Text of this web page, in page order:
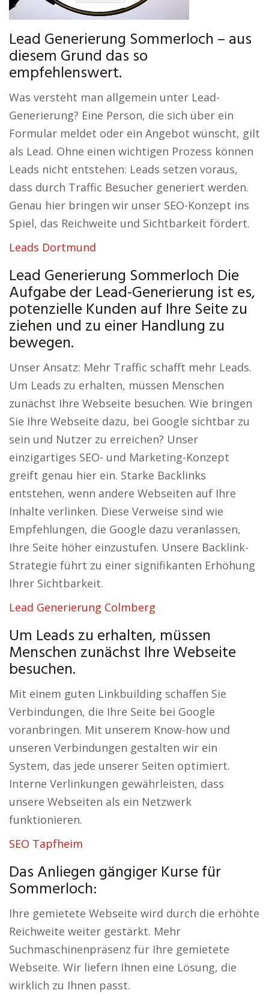
Lead Generierung Sommerloch – aus
diesem Grund das so
empfehlenswert.
Was versteht man allgemein unter Lead-
Generierung? Eine Person, die sich über ein
Formular meldet oder ein Angebot wünscht, gilt
als Lead. Ohne einen wichtigen Prozess können
Leads nicht entstehen: Leads setzen voraus,
dass durch Traffic Besucher generiert werden.
Genau hier bringen wir unser SEO-Konzept ins
Spiel, das Reichweite und Sichtbarkeit fördert.
Leads Dortmund
Lead Generierung Sommerloch Die
Aufgabe der Lead-Generierung ist es,
potenzielle Kunden auf Ihre Seite zu
ziehen und zu einer Handlung zu
bewegen.
Unser Ansatz: Mehr Traffic schafft mehr Leads.
Um Leads zu erhalten, müssen Menschen
zunächst Ihre Webseite besuchen. Wie bringen
Sie Ihre Webseite dazu, bei Google sichtbar zu
sein und Nutzer zu erreichen? Unser
einzigartiges SEO- und Marketing-Konzept
greift genau hier ein. Starke Backlinks
entstehen, wenn andere Webseiten auf Ihre
Inhalte verlinken. Diese Verweise sind wie
Empfehlungen, die Google dazu veranlassen,
Ihre Seite höher einzustufen. Unsere Backlink-
Strategie führt zu einer signifikanten Erhöhung
Ihrer Sichtbarkeit.
Lead Generierung Colmberg
Um Leads zu erhalten, müssen
Menschen zunächst Ihre Webseite
besuchen.
Mit einem guten Linkbuilding schaffen Sie
Verbindungen, die Ihre Seite bei Google
voranbringen. Mit unserem Know-how und
unseren Verbindungen gestalten wir ein
System, das jede unserer Seiten optimiert.
Interne Verlinkungen gewährleisten, dass
unsere Webseiten als ein Netzwerk
funktionieren.
SEO Tapfheim
Das Anliegen gängiger Kurse für
Sommerloch:
Ihre gemietete Webseite wird durch die erhöhte
Reichweite weiter gestärkt. Mehr
Suchmaschinenpräsenz für Ihre gemietete
Webseite. Wir liefern Ihnen eine Lösung, die
wirklich zu Ihnen passt.